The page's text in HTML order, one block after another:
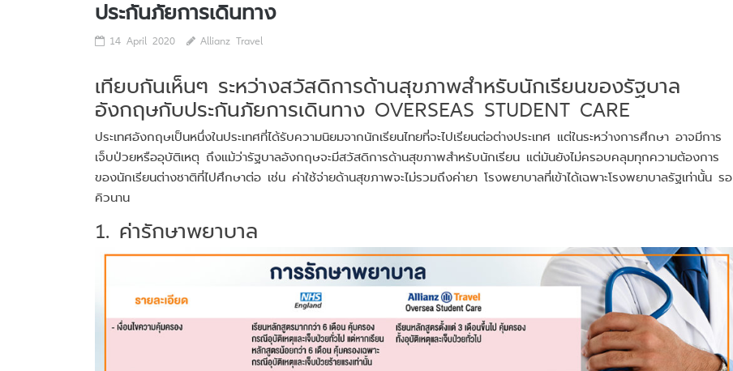
ประกันภัยการเดินทาง
14 April 2020 Allianz Travel
เทียบกันเห็นๆ ระหว่างสวัสดิการด้านสุขภาพสำหรับนักเรียนของรัฐบาล
อังกฤษกับประกันภัยการเดินทาง OVERSEAS STUDENT CARE
ประเทศอังกฤษเป็นหนึ่งในประเทศที่ได้รับความนิยมจากนักเรียนไทยที่จะไปเรียนต่อต่างประเทศ แต่ในระหว่างการศึกษา อาจมีการ
เจ็บป่วยหรืออุบัติเหตุ ถึงแม้ว่ารัฐบาลอังกฤษจะมีสวัสดิการด้านสุขภาพสำหรับนักเรียน แต่มันยังไม่ครอบคลุมทุกความต้องการ
ของนักเรียนต่างชาติที่ไปศึกษาต่อ เช่น ค่าใช้จ่ายด้านสุขภาพจะไม่รวมถึงค่ายา โรงพยาบาลที่เข้าได้เฉพาะโรงพยาบาลรัฐเท่านั้น รอ
คิวนาน
1. ค่ารักษาพยาบาล